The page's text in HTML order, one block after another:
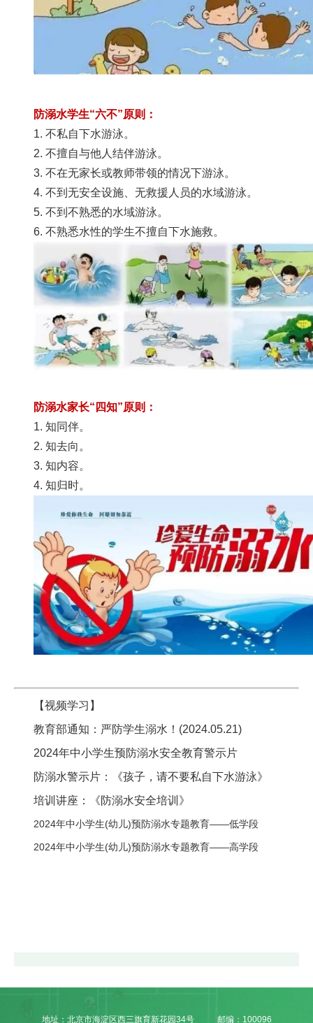
家
委
会
系
我
们
防溺水学生“六不”原则：
1. 不私自下水游泳。
2. 不擅自与他人结伴游泳。
3. 不在无家长或教师带领的情况下游泳。
4. 不到无安全设施、无救援人员的水域游泳。
5. 不到不熟悉的水域游泳。
6. 不熟悉水性的学生不擅自下水施救。
防溺水家长“四知”原则：
1. 知同伴。
2. 知去向。
3. 知内容。
4. 知归时。
【视频学习】
教育部通知：严防学生溺水！(2024.05.21)
2024年中小学生预防溺水安全教育警示片
防溺水警示片：《孩子，请不要私自下水游泳》
培训讲座：《防溺水安全培训》
2024年中小学生(幼儿)预防溺水专题教育——低学段
2024年中小学生(幼儿)预防溺水专题教育——高学段
地址：北京市海淀区西三旗育新花园34号 邮编：100096